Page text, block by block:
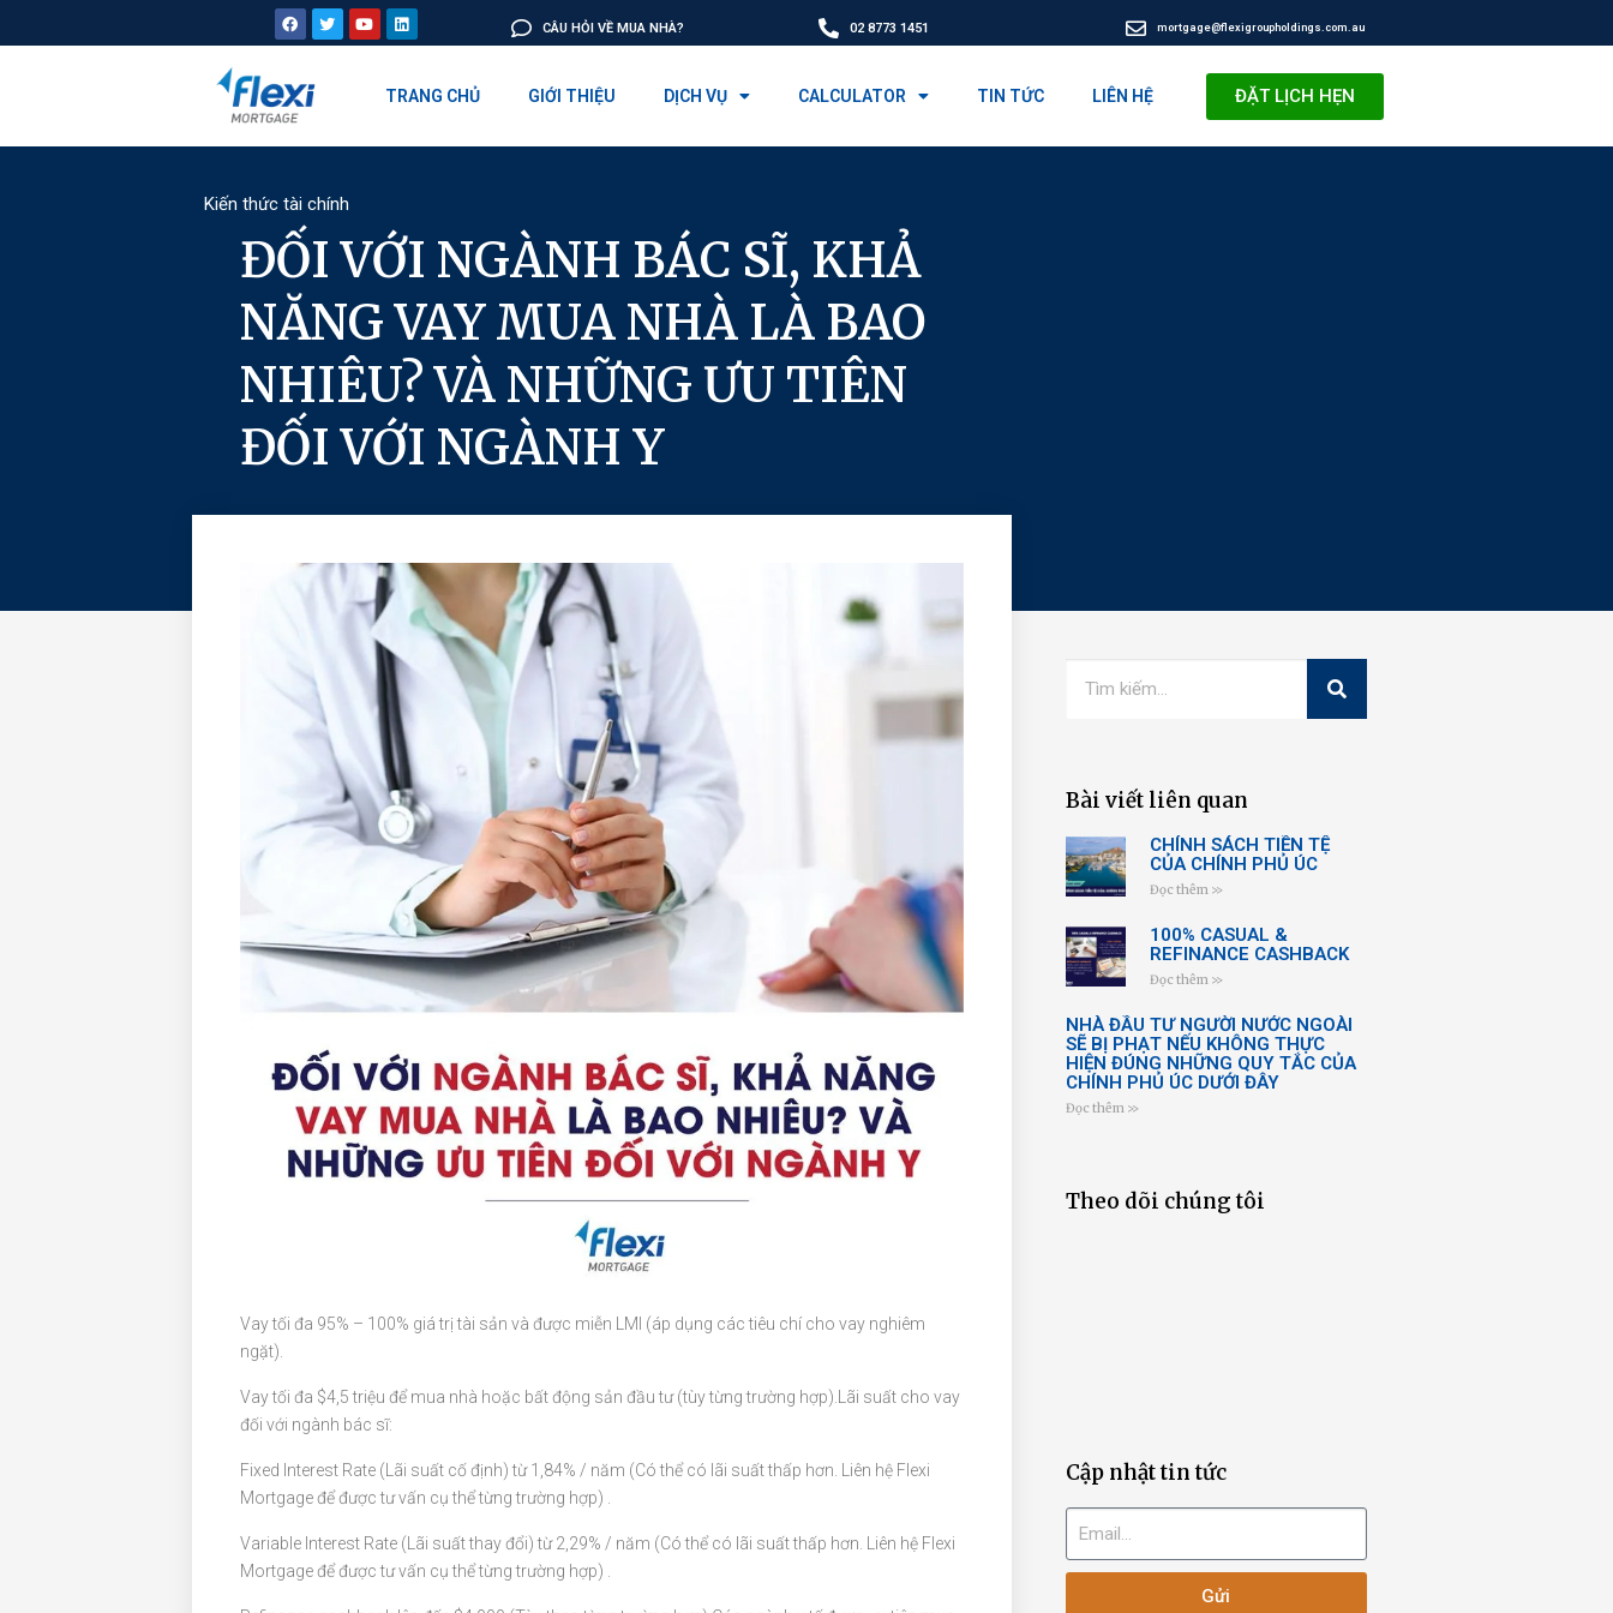
CÂU HỎI VỀ MUA NHÀ? 02 8773 1451 mortgage@flexigroupholdings.com.au
TRANG CHỦ GIỚI THIỆU DỊCH VỤ CALCULATOR TIN TỨC LIÊN HỆ ĐẶT LỊCH HẸN
Kiến thức tài chính
ĐỐI VỚI NGÀNH BÁC SĨ, KHẢ
NĂNG VAY MUA NHÀ LÀ BAO
NHIÊU? VÀ NHỮNG ƯU TIÊN
ĐỐI VỚI NGÀNH Y
Vay tối đa 95% – 100% giá trị tài sản và được miễn LMI (áp dụng các tiêu chí cho vay nghiêm
ngặt).
Vay tối đa $4,5 triệu để mua nhà hoặc bất động sản đầu tư (tùy từng trường hợp).Lãi suất cho vay
đối với ngành bác sĩ:
Fixed Interest Rate (Lãi suất cố định) từ 1,84% / năm (Có thể có lãi suất thấp hơn. Liên hệ Flexi
Mortgage để được tư vấn cụ thể từng trường hợp) .
Variable Interest Rate (Lãi suất thay đổi) từ 2,29% / năm (Có thể có lãi suất thấp hơn. Liên hệ Flexi
Mortgage để được tư vấn cụ thể từng trường hợp) .
Bài viết liên quan
CHÍNH SÁCH TIỀN TỆ
CỦA CHÍNH PHỦ ÚC
Đọc thêm >>
100% CASUAL &
REFINANCE CASHBACK
Đọc thêm >>
NHÀ ĐẦU TƯ NGƯỜI NƯỚC NGOÀI
SẼ BỊ PHẠT NẾU KHÔNG THỰC
HIỆN ĐÚNG NHỮNG QUY TẮC CỦA
CHÍNH PHỦ ÚC DƯỚI ĐÂY
Đọc thêm >>
Theo dõi chúng tôi
Cập nhật tin tức
Gửi